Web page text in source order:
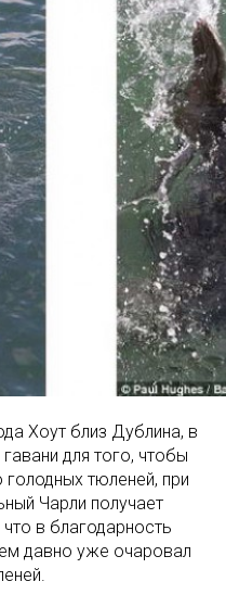
Хоут близ Дублина, в
для того, чтобы
тюленей, при
Чарли получает
в благодарность
давно уже очаровал